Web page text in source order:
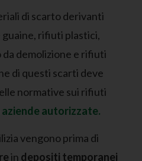
di scarto derivanti
rifiuti plastici,
demolizione e rifiuti
di questi scarti deve
normative sui rifiuti
aziende autorizzate.
vengono prima di
in depositi temporanei